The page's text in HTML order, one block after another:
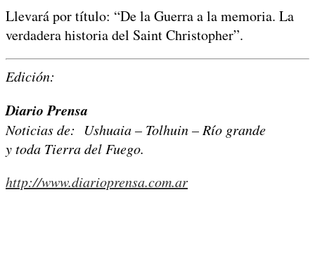
Llevará por título: “De la Guerra a la memoria. La
verdadera historia del Saint Christopher”.
Edición:
Diario Prensa
Noticias de: Ushuaia – Tolhuin – Río grande
y toda Tierra del Fuego.
http://www.diarioprensa.com.ar